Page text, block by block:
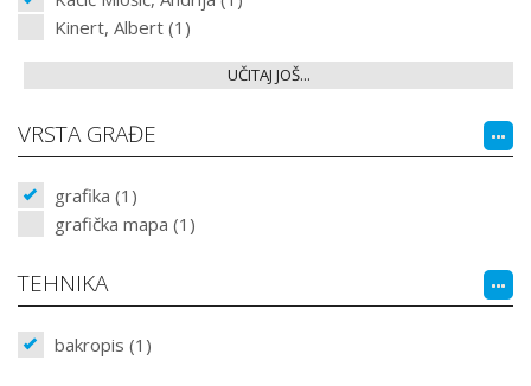
Kinert, Albert (1)
UČITAJ JOŠ...
VRSTA GRAĐE
grafika (1)
grafička mapa (1)
TEHNIKA
bakropis (1)